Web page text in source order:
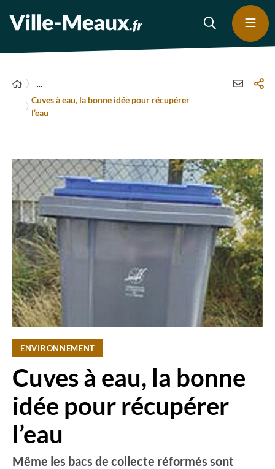
...
Cuves à eau, la bonne idée pour récupérer
l’eau
ENVIRONNEMENT
Cuves à eau, la bonne
idée pour récupérer
l’eau
Même les bacs de collecte réformés sont